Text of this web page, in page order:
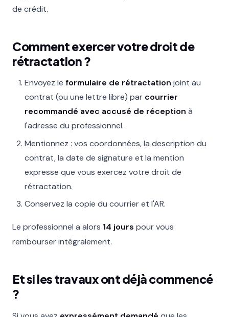
de crédit.
Comment exercer votre droit de
rétractation ?
Envoyez le formulaire de rétractation joint au
contrat (ou une lettre libre) par courrier
recommandé avec accusé de réception à
l'adresse du professionnel.
Mentionnez : vos coordonnées, la description du
contrat, la date de signature et la mention
expresse que vous exercez votre droit de
rétractation.
Conservez la copie du courrier et l'AR.
Le professionnel a alors 14 jours pour vous
rembourser intégralement.
Et si les travaux ont déjà commencé
?